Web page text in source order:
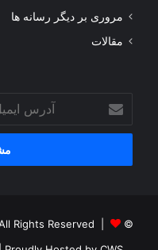
مروری بر دیگر رسانه ها
مقالات
آدرس
ایمیل
خود
وارد
© Copyright 2026, Channel One HD, All Rights Reserved |